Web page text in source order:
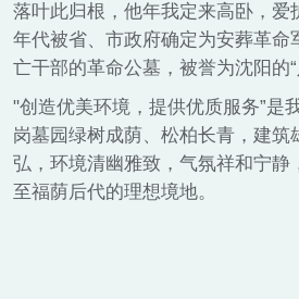
落叶此归根，他年我定来高卧，爱
年代被省、市政府确定为安葬革命
亡干部的革命公墓，被誉为沈阳的“
"创造优美环境，提供优质服务”是
岗墓园绿树成荫、松柏长青，建筑
弘，环境清幽雅致，气氛祥和宁静
至福荫后代的理想境地。